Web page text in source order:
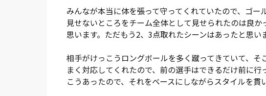
みんなが本当に体を張って守ってくれていたので、ゴ
見せないところをチーム全体として見せられたのは良
思います。ただもう2、3点取れたシーンはあったと思い
相手がけっこうロングボールを多く蹴ってきていて、
まく対応してくれたので、前の選手はできるだけ前に
こうあったので、それをベースにしながらスタイルを貫